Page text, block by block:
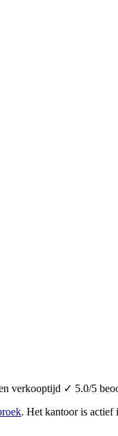
verkooptijd ✓ 5.0/5
. Het kantoor is actief